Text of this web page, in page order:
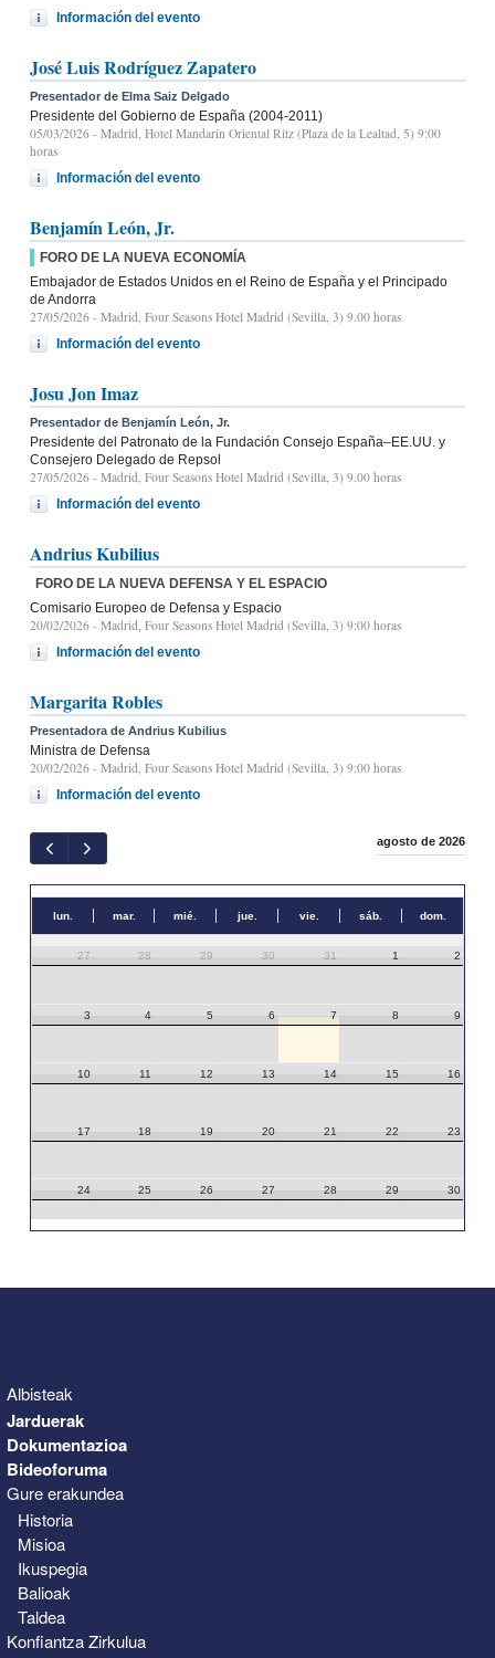
Información del evento
José Luis Rodríguez Zapatero
Presentador de Elma Saiz Delgado
Presidente del Gobierno de España (2004-2011)
05/03/2026 - Madrid, Hotel Mandarin Oriental Ritz (Plaza de la Lealtad, 5) 9:00
horas
Información del evento
Benjamín León, Jr.
FORO DE LA NUEVA ECONOMÍA
Embajador de Estados Unidos en el Reino de España y el Principado
de Andorra
27/05/2026 - Madrid, Four Seasons Hotel Madrid (Sevilla, 3) 9.00 horas
Información del evento
Josu Jon Imaz
Presentador de Benjamín León, Jr.
Presidente del Patronato de la Fundación Consejo España–EE.UU. y
Consejero Delegado de Repsol
27/05/2026 - Madrid, Four Seasons Hotel Madrid (Sevilla, 3) 9.00 horas
Información del evento
Andrius Kubilius
FORO DE LA NUEVA DEFENSA Y EL ESPACIO
Comisario Europeo de Defensa y Espacio
20/02/2026 - Madrid, Four Seasons Hotel Madrid (Sevilla, 3) 9:00 horas
Información del evento
Margarita Robles
Presentadora de Andrius Kubilius
Ministra de Defensa
20/02/2026 - Madrid, Four Seasons Hotel Madrid (Sevilla, 3) 9:00 horas
Información del evento
agosto de 2026
lun. mar. mié. jue. vie. sáb. dom.
27 28 29 30 31 1 2
3 4 5 6 7 8 9
10 11 12 13 14 15 16
17 18 19 20 21 22 23
24 25 26 27 28 29 30
Albisteak
Jarduerak
Dokumentazioa
Bideoforuma
Gure erakundea
Historia
Misioa
Ikuspegia
Balioak
Taldea
Konfiantza Zirkulua